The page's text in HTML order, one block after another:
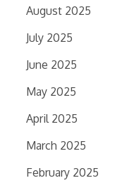
August 2025
July 2025
June 2025
May 2025
April 2025
March 2025
February 2025